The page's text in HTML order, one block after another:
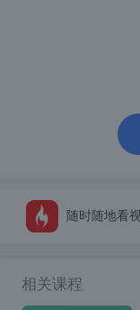
在学习 Vue
Web 技术
为什么
在我们开始讨
随时随地看
相关课程